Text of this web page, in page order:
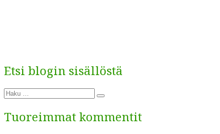
Etsi blogin sisällöstä
Etsi:
Haku
Tuoreimmat kommentit